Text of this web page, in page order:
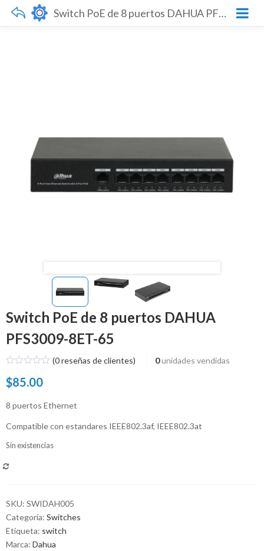
Switch PoE de 8 puertos DAHUA PFS3009-8ET-65
Switch PoE de 8 puertos DAHUA
PFS3009-8ET-65
(0reseñas de clientes) 0 unidades vendidas
$85.00
8 puertos Ethernet
Compatible con estandares IEEE802.3af, IEEE802.3at
Sin existencias
SKU: SWIDAH005
Categoría: Switches
Etiqueta: switch
Marca: Dahua